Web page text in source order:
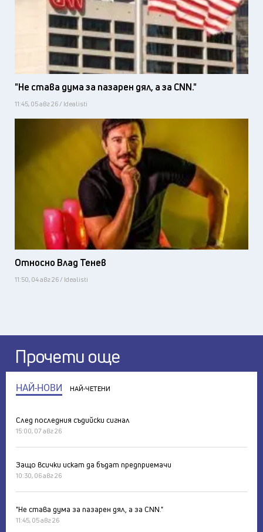
"Не става дума за пазарен дял, а за CNN."
11:45, 05 авг 26 / Idealisti
Относно Влад Тенев
11:50, 04 авг 26 / Idealisti
Прочети още
НАЙ-НОВИ НАЙ-ЧЕТЕНИ
След последния съдийски сигнал
15:00, 07 авг 26
Защо всички искат да бъдат предприемачи
10:30, 06 авг 26
"Не става дума за пазарен дял, а за CNN."
11:45, 05 авг 26